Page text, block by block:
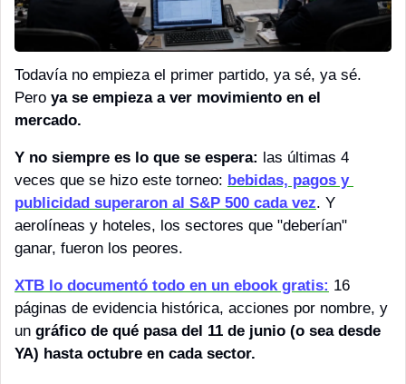
Todavía no empieza el primer partido, ya sé, ya sé.
Pero ya se empieza a ver movimiento en el
mercado.
Y no siempre es lo que se espera: las últimas 4
veces que se hizo este torneo: bebidas, pagos y
publicidad superaron al S&P 500 cada vez. Y
aerolíneas y hoteles, los sectores que "deberían"
ganar, fueron los peores.
XTB lo documentó todo en un ebook gratis: 16
páginas de evidencia histórica, acciones por nombre, y
un gráfico de qué pasa del 11 de junio (o sea desde
YA) hasta octubre en cada sector.